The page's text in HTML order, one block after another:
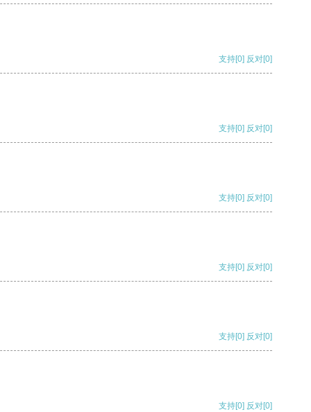
支持[0] 反对[0]
支持[0] 反对[0]
支持[0] 反对[0]
支持[0] 反对[0]
支持[0] 反对[0]
支持[0] 反对[0]